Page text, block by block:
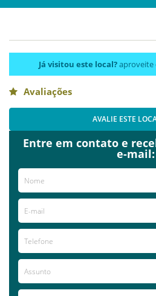
Já visitou este local?aproveite
Avaliações
AVALIE ESTE
Entre em contato e
e-mail: